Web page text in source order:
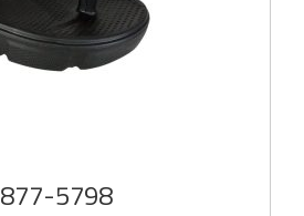
877-5798